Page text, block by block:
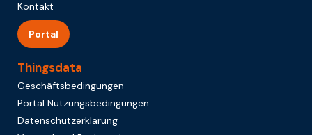
Kontakt
Portal
Thingsdata
Geschäftsbedingungen
Portal Nutzungsbedingungen
Datenschutzerklärung